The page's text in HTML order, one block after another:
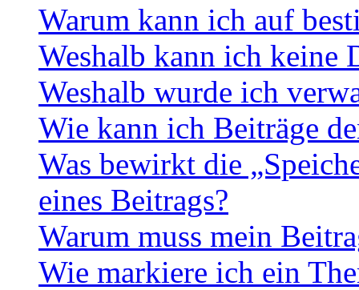
Warum kann ich auf
Weshalb kann ich keine
Weshalb wurde ich
Wie kann ich Beiträge
Was bewirkt die
eines Beitrags?
Warum muss mein
Wie markiere ich ein